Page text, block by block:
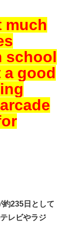
much
good
約235日として
レビやラジ